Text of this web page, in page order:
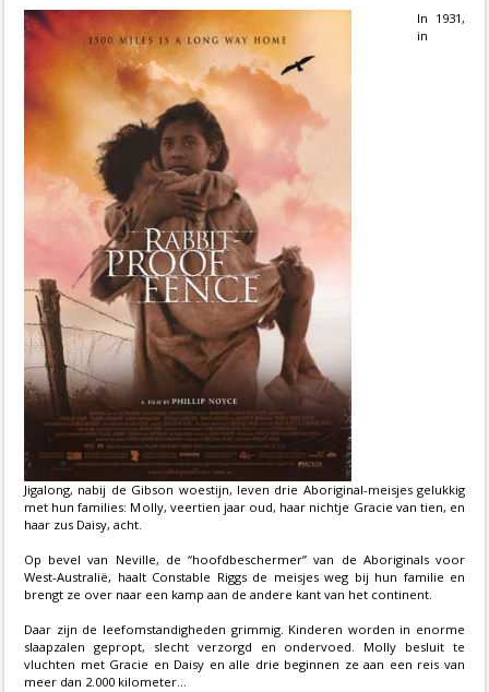
In 1931,
in
Jigalong, nabij de Gibson woestijn, leven drie Aboriginal-meisjes gelukkig
met hun families: Molly, veertien jaar oud, haar nichtje Gracie van tien, en
haar zus Daisy, acht.
Op bevel van Neville, de “hoofdbeschermer” van de Aboriginals voor
West-Australië, haalt Constable Riggs de meisjes weg bij hun familie en
brengt ze over naar een kamp aan de andere kant van het continent.
Daar zijn de leefomstandigheden grimmig. Kinderen worden in enorme
slaapzalen gepropt, slecht verzorgd en ondervoed. Molly besluit te
vluchten met Gracie en Daisy en alle drie beginnen ze aan een reis van
meer dan 2.000 kilometer...